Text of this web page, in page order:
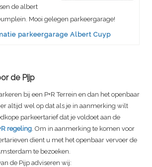
de albert
Mooi gelegen parkeergarage!
parkeergarage Albert Cuyp
de Pijp
bij een P+R Terrein en dan het openbaar
altijd wel op dat als je in aanmerking wilt
parkeertarief dat je voldoet aan de
regeling . Om in aanmerking te komen voor
dient u met het openbaar vervoer de
te bezoeken.
de Pijp adviseren wij: